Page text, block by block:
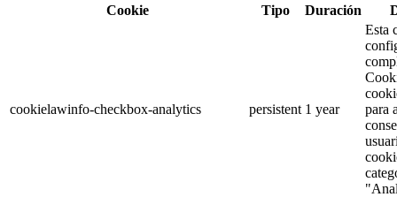
Cookie
Tipo Duración
cookielawinfo-checkbox-analytics persistent 1 year
Esta
para